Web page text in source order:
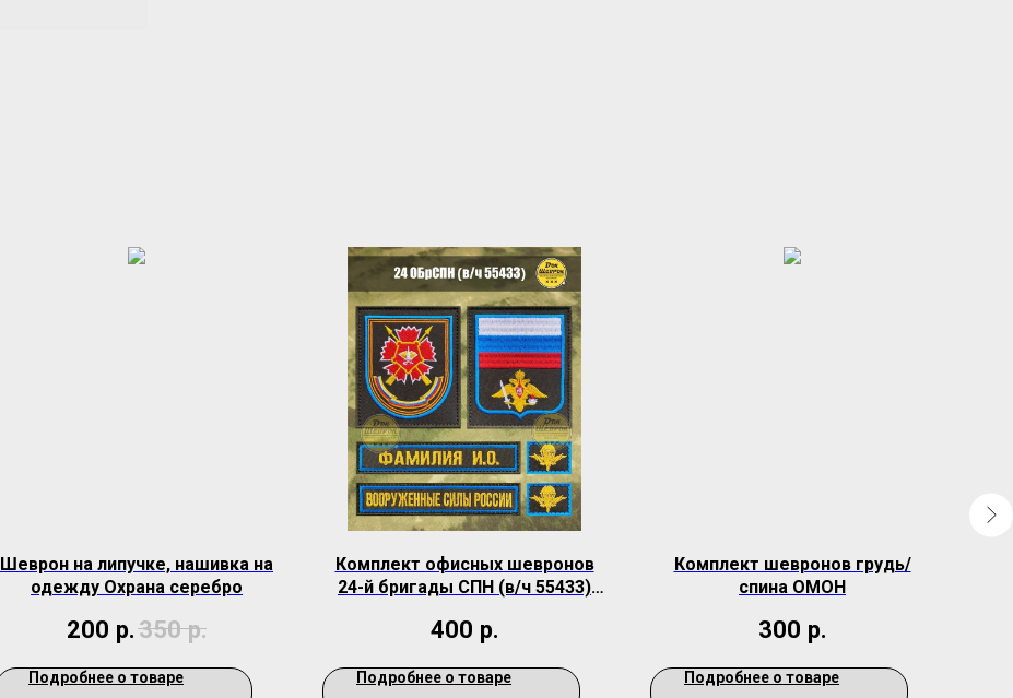
Шеврон на липучке, нашивка на
одежду Охрана серебро
200 р.350 р.
Подробнее о товаре
Комплект офисных шевронов
24-й бригады СПН (в/ч 55433)
400 р.
Подробнее о товаре
Комплект шевронов грудь/
спина ОМОН
300 р.
Подробнее о товаре